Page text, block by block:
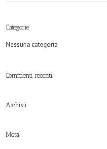
Categorie
Nessuna categoria
Commenti recenti
Archivi
Meta